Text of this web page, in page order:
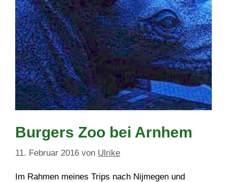
Burgers Zoo bei Arnhem
11. Februar 2016 von Ulrike
Im Rahmen meines Trips nach Nijmegen und